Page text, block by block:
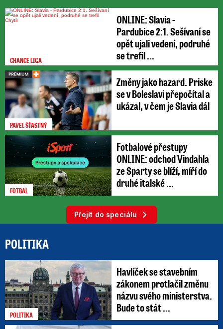
CHANCE LIGA
ONLINE: Slavia -
Pardubice 2:1. Sešívaní se
opět ujali vedení, podruhé
se trefil ...
PAVEL ŠŤASTNÝ
Změny jako hazard. Priske
se v Boleslavi přepočítal a
ukázal, v čem je Slavia dál
FOTBAL
Fotbalové přestupy
ONLINE: odchod Vindahla
ze Sparty se blíží, míří do
druhé italské ...
Přejít do speciálu
POLITIKA
POLITIKA
Havlíček se stavebním
zákonem protlačil změnu
názvu svého ministerstva.
Bude to stát ...